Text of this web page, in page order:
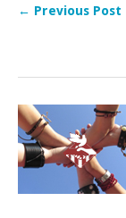
← Previous Post